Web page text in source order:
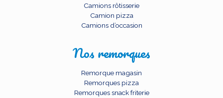
Camions rôtisserie
Camion pizza
Camions d’occasion
Nos remorques
Remorque magasin
Remorques pizza
Remorques snack friterie